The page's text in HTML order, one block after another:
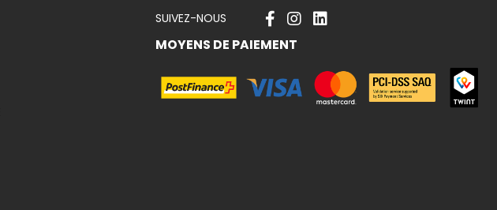
SUIVEZ-NOUS
MOYENS DE PAIEMENT